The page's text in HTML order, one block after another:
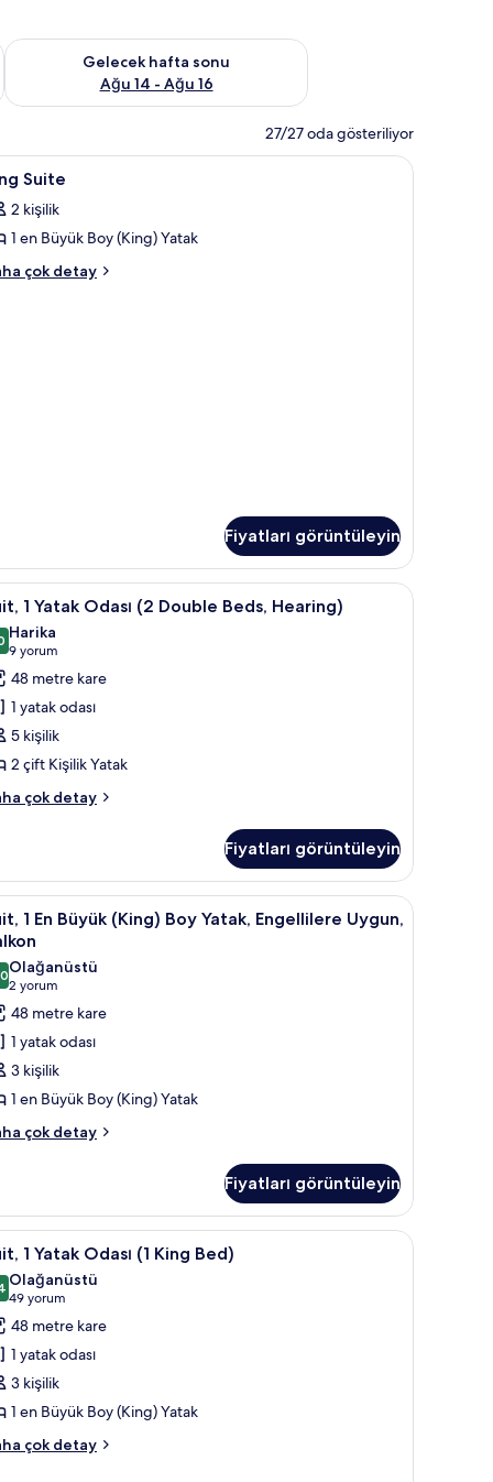
7 - Ağu 9
Gelecek hafta sonu
Ağu 14 - Ağu 16
Önümüzdeki hafta sonu için müsaitliği kontrol et Ağu 14 -
27/27 oda gösteriliyor
1 yatak odası, kaliteli yatak takımı, odada
2 Suite
2 kişilik
1 en Büyük Boy (King) Yatak
çok detay
Fiyatları görüntüleyin
kasa, masa Kablolu TV kanalları bulunan 55 inç düz
5 1 Yatak Odası (2 Double Beds, Hearing)
/ 10
Harika
9 yorum
(9
yorum)
48 metre kare
1 yatak odası
5 kişilik
2 çift Kişilik Yatak
çok detay
Fiyatları görüntüleyin
kasa, masa 1 yatak odası, kaliteli yatak takımı, odada
5 1 En Büyük (King) Boy Yatak, Engellilere Uygun,
/ 10
Olağanüstü
2 yorum
(2
yorum)
48 metre kare
1 yatak odası
3 kişilik
1 en Büyük Boy (King) Yatak
çok detay
Fiyatları görüntüleyin
kasa, masa 1 yatak odası, kaliteli yatak takımı, odada
10 1 Yatak Odası (1 King Bed)
/ 10
Olağanüstü
49 yorum
(49
yorum)
48 metre kare
1 yatak odası
3 kişilik
1 en Büyük Boy (King) Yatak
çok detay